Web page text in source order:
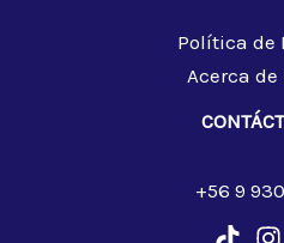
Política de
Acerca de
+56 9